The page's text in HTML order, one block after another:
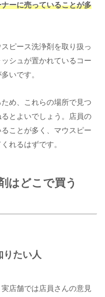
ーに売っていることが多
ピース洗浄剤を取り扱っ
シュが置かれているコー
いです。
め、これらの場所で見つ
とよいでしょう。店員の
ことが多く、マウスピー
れるはずです。
はどこで買う
りたい人
店舗では店員さんの意見